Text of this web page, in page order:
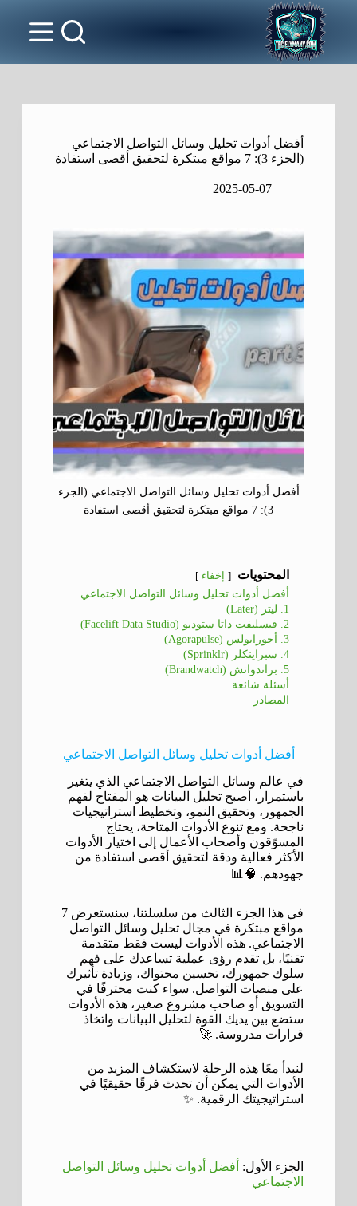
أفضل أدوات تحليل وسائل التواصل الاجتماعي
(الجزء 3): 7 مواقع مبتكرة لتحقيق أقصى استفادة
2025-05-07
أفضل أدوات تحليل وسائل التواصل الاجتماعي (الجزء
3): 7 مواقع مبتكرة لتحقيق أقصى استفادة
المحتويات إخفاء
أفضل أدوات تحليل وسائل التواصل الاجتماعي
1. ليتر (Later)
2. فيسليفت داتا ستوديو (Facelift Data Studio)
3. أجورابولس (Agorapulse)
4. سبراينكلر (Sprinklr)
5. براندواتش (Brandwatch)
أسئلة شائعة
المصادر
أفضل أدوات تحليل وسائل التواصل الاجتماعي
في عالم وسائل التواصل الاجتماعي الذي يتغير
باستمرار، أصبح تحليل البيانات هو المفتاح لفهم
الجمهور، وتحقيق النمو، وتخطيط استراتيجيات
ناجحة. ومع تنوع الأدوات المتاحة، يحتاج
المسوّقون وأصحاب الأعمال إلى اختيار الأدوات
الأكثر فعالية ودقة لتحقيق أقصى استفادة من
جهودهم. 🧠📊
في هذا الجزء الثالث من سلسلتنا، سنستعرض 7
مواقع مبتكرة في مجال تحليل وسائل التواصل
الاجتماعي. هذه الأدوات ليست فقط متقدمة
تقنيًا، بل تقدم رؤى عملية تساعدك على فهم
سلوك جمهورك، تحسين محتواك، وزيادة تأثيرك
على منصات التواصل. سواء كنت محترفًا في
التسويق أو صاحب مشروع صغير، هذه الأدوات
ستضع بين يديك القوة لتحليل البيانات واتخاذ
قرارات مدروسة. 🚀
لنبدأ معًا هذه الرحلة لاستكشاف المزيد من
الأدوات التي يمكن أن تحدث فرقًا حقيقيًا في
استراتيجيتك الرقمية. ✨
الجزء الأول: أفضل أدوات تحليل وسائل التواصل
الاجتماعي